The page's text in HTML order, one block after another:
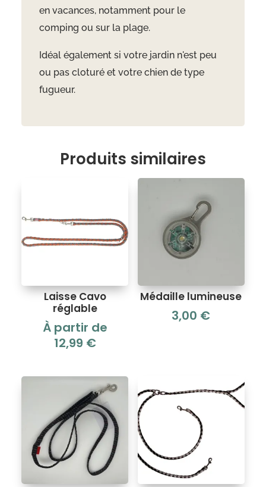
en vacances, notamment pour le
comping ou sur la plage.
Idéal également si votre jardin n'est peu
ou pas cloturé et votre chien de type
fugueur.
Produits similaires
Laisse Cavo
réglable
À partir de
12,99 €
Médaille lumineuse
3,00 €